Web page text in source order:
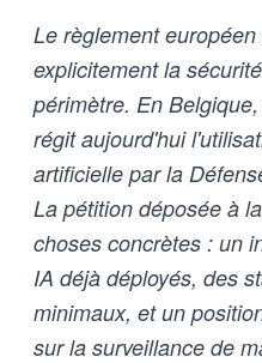
Le règlement
explicitement la
périmètre. En
régit aujourd'hui
artificielle par la
La pétition déposée à
choses concrètes : un
IA déjà déployés, des
minimaux, et un
sur la surveillance de